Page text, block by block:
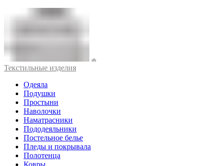
Текстильные изделия
Одеяла
Подушки
Простыни
Наволочки
Наматрасники
Пододеяльники
Постельное белье
Пледы и покрывала
Полотенца
Ковры